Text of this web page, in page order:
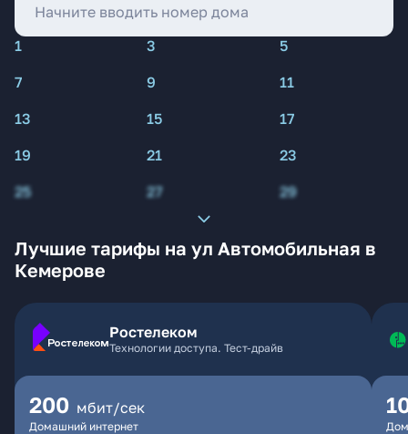
1 3
5
7
9
11
13
15
17
19
21
23
25
27 29
Лучшие тарифы на ул Автомобильная в
Кемерове
Ростелеком
Технологии доступа. Тест-драйв
200 мбит/сек
Домашний интернет